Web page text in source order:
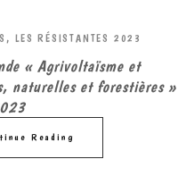
, LES RÉSISTANTES 2023
« Agrivoltaïsme et
naturelles et forestières »
Reading